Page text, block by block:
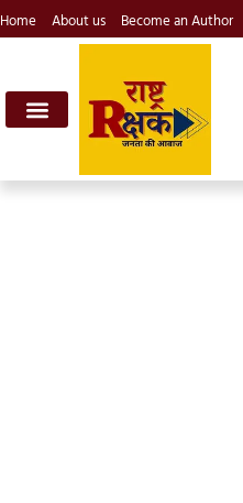
Home About us Become an Author